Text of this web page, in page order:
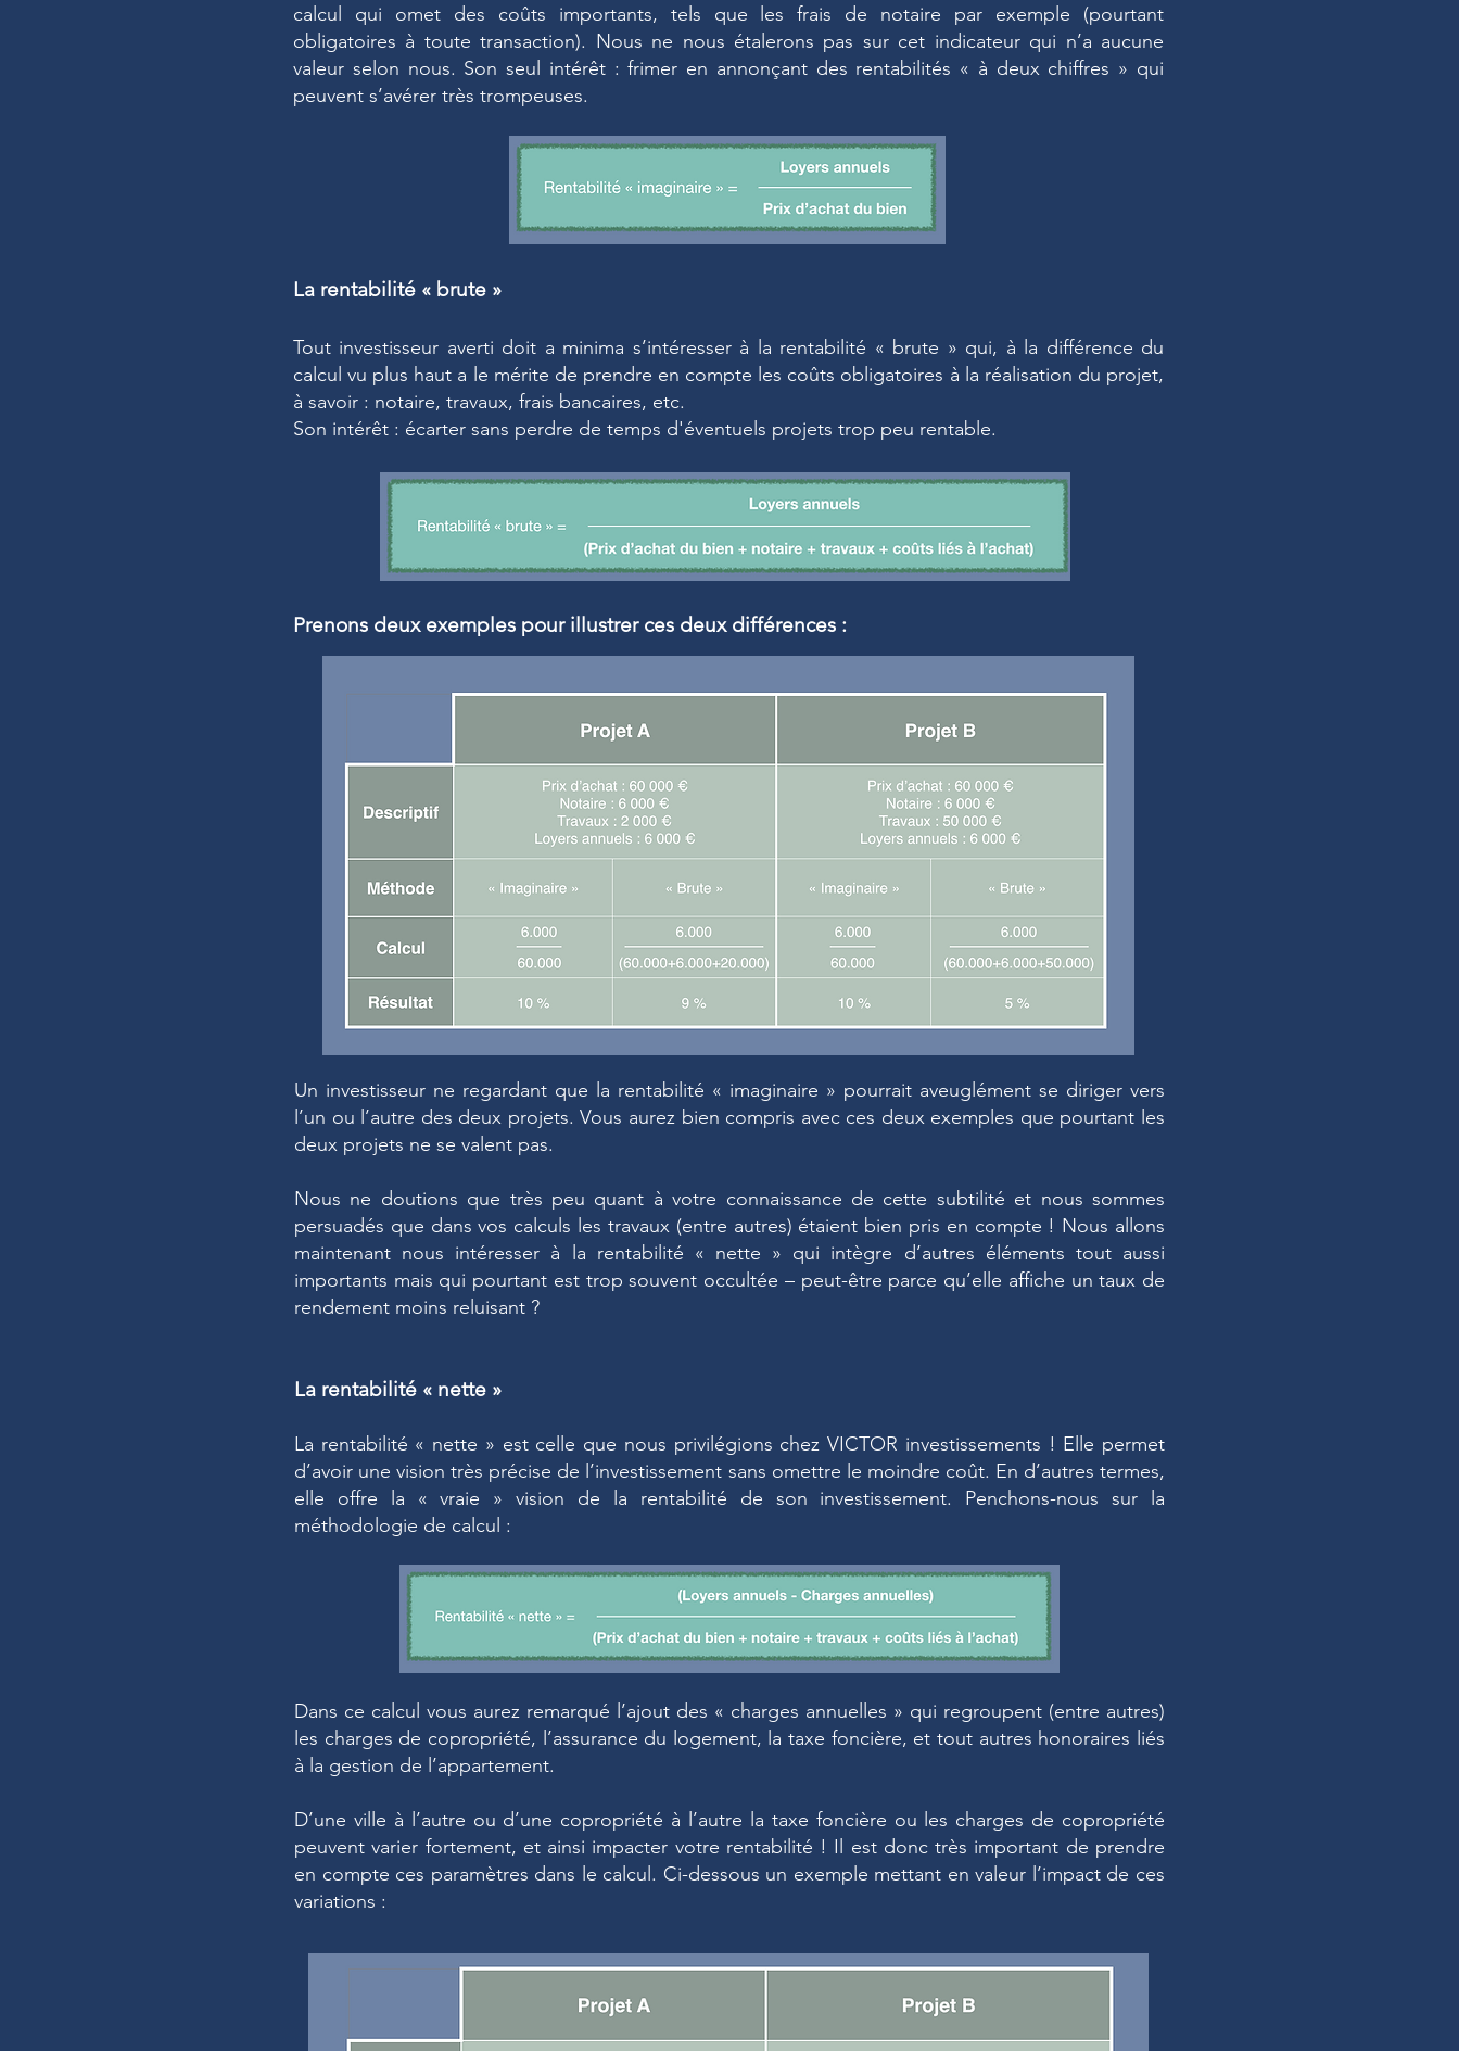
calcul qui omet des coûts importants, tels que les frais de notaire par exemple (pourtant
obligatoires à toute transaction). Nous ne nous étalerons pas sur cet indicateur qui n’a aucune
valeur selon nous. Son seul intérêt : frimer en annonçant des rentabilités « à deux chiffres » qui
peuvent s’avérer très trompeuses.
La rentabilité « brute »
Tout investisseur averti doit a minima s’intéresser à la rentabilité « brute » qui, à la différence du
calcul vu plus haut a le mérite de prendre en compte les coûts obligatoires à la réalisation du projet,
à savoir : notaire, travaux, frais bancaires, etc.
Son intérêt : écarter sans perdre de temps d'éventuels projets trop peu rentable.
Prenons deux exemples pour illustrer ces deux différences :
Un investisseur ne regardant que la rentabilité « imaginaire » pourrait aveuglément se diriger vers
l’un ou l’autre des deux projets. Vous aurez bien compris avec ces deux exemples que pourtant les
deux projets ne se valent pas.
Nous ne doutions que très peu quant à votre connaissance de cette subtilité et nous sommes
persuadés que dans vos calculs les travaux (entre autres) étaient bien pris en compte ! Nous allons
maintenant nous intéresser à la rentabilité « nette » qui intègre d’autres éléments tout aussi
importants mais qui pourtant est trop souvent occultée – peut-être parce qu’elle affiche un taux de
rendement moins reluisant ?
La rentabilité « nette »
La rentabilité « nette » est celle que nous privilégions chez VICTOR investissements ! Elle permet
d’avoir une vision très précise de l’investissement sans omettre le moindre coût. En d’autres termes,
elle offre la « vraie » vision de la rentabilité de son investissement. Penchons-nous sur la
méthodologie de calcul :
Dans ce calcul vous aurez remarqué l’ajout des « charges annuelles » qui regroupent (entre autres)
les charges de copropriété, l’assurance du logement, la taxe foncière, et tout autres honoraires liés
à la gestion de l’appartement.
D’une ville à l’autre ou d’une copropriété à l’autre la taxe foncière ou les charges de copropriété
peuvent varier fortement, et ainsi impacter votre rentabilité ! Il est donc très important de prendre
en compte ces paramètres dans le calcul. Ci-dessous un exemple mettant en valeur l’impact de ces
variations :